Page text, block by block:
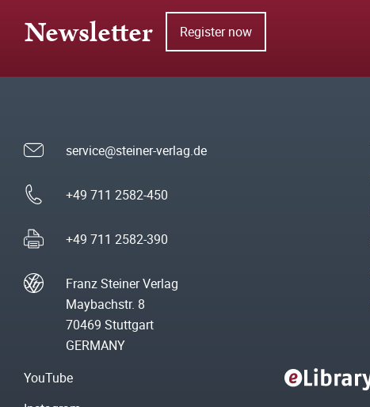
Newsletter Register now
service@steiner-verlag.de
+49 711 2582-450
+49 711 2582-390
Franz Steiner Verlag
Maybachstr. 8
70469 Stuttgart
GERMANY
YouTube